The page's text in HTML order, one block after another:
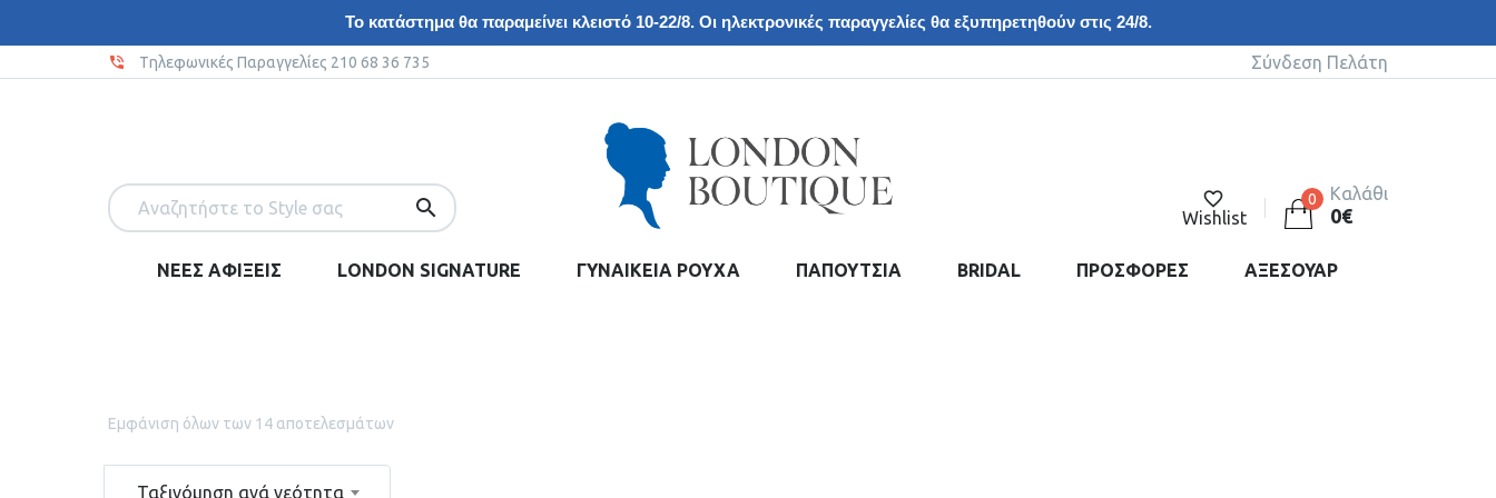
Το κατάστημα θα παραμείνει κλειστό 10-22/8. Οι ηλεκτρονικές παραγγελίες θα εξυπηρετηθούν στις 24/8.
Tηλεφωνικές Παραγγελίες 210 68 36 735 Σύνδεση Πελάτη
Wishlist
0 Καλάθι
0€
ΝΕΕΣ ΑΦΙΞΕΙΣ LONDON SIGNATURE ΓΥΝΑΙΚΕΙΑ ΡΟΥΧΑ ΠΑΠΟΥΤΣΙΑ BRIDAL ΠΡΟΣΦΟΡΕΣ ΑΞΕΣΟΥΑΡ
Εμφάνιση όλων των 14 αποτελεσμάτων
Ταξινόμηση ανά νεότητα